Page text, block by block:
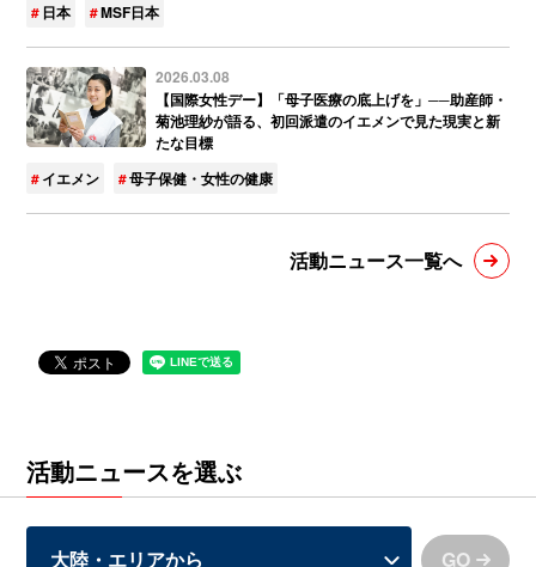
日本
MSF日本
2026.03.08
【国際女性デー】「母子医療の底上げを」──助産師・
菊池理紗が語る、初回派遣のイエメンで見た現実と新
たな目標
イエメン
母子保健・女性の健康
活動ニュース一覧へ
活動ニュースを選ぶ
GO